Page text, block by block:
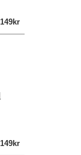
149kr
149kr